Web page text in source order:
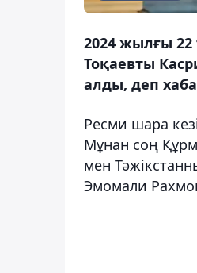
2024 жылғы
Тоқаевты
алды, деп
Ресми шара
Мұнан соң
мен
Эмомали